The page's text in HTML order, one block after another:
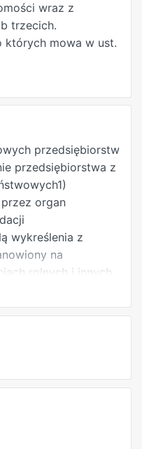
wraz z
trzecich.
których mowa w ust.
przedsiębiorstw
przedsiębiorstwa z
organ
wykreślenia z
na
rolnych i innych
mienia
także ustaje
Krajowy Ośrodek
majątku po
3. Organ
Ośrodkowi
po
– według stanu
z rejestru,